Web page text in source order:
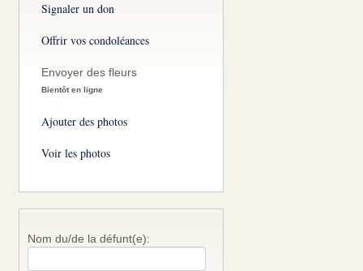
Signaler un don
Offrir vos condoléances
Envoyer des fleurs
Bientôt en ligne
Ajouter des photos
Voir les photos
Nom du/de la défunt(e):